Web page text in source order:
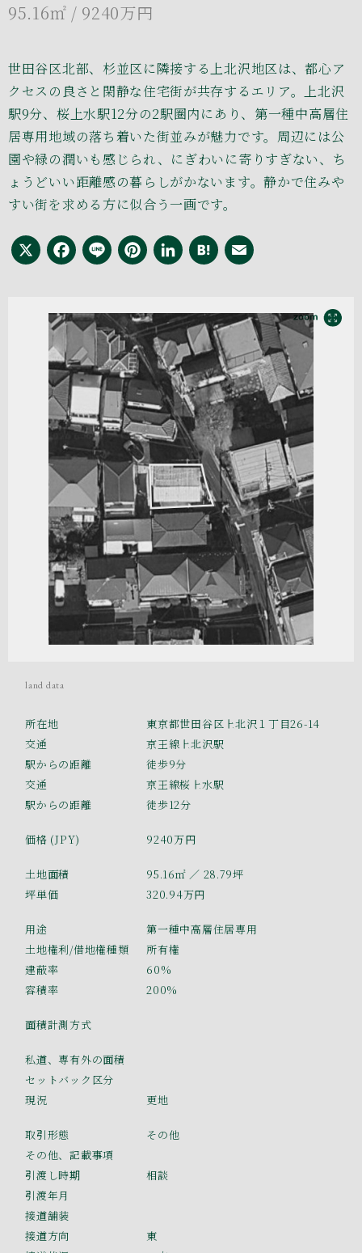
95.16㎡ / 9240万円
世田谷区北部、杉並区に隣接する上北沢地区は、都心ア
クセスの良さと閑静な住宅街が共存するエリア。上北沢
駅9分、桜上水駅12分の2駅圏内にあり、第一種中高層住
居専用地域の落ち着いた街並みが魅力です。周辺には公
園や緑の潤いも感じられ、にぎわいに寄りすぎない、ち
ょうどいい距離感の暮らしがかないます。静かで住みや
すい街を求める方に似合う一画です。
X Facebook
LinePinterest
LinkedIn
Hatena
land data
所在地
東京都世田谷区上北沢１丁目26-14
交通
京王線上北沢駅
駅からの距離
徒歩9分
交通
京王線桜上水駅
駅からの距離
徒歩12分
価格 (JPY) 9240万円
土地面積 95.16㎡ ／ 28.79坪
坪単価
320.94万円
用途
第一種中高層住居専用
土地権利/借地権種類
所有権
建蔽率
60%
容積率
200%
面積計測方式
私道、専有外の面積
セットバック区分
現況
更地
取引形態
その他
その他、記載事項
引渡し時期
相談
引渡年月
接道舗装
接道方向
東